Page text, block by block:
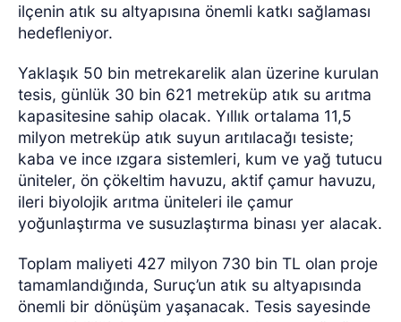
ilçenin atık su altyapısına önemli katkı sağlaması
hedefleniyor.
Yaklaşık 50 bin metrekarelik alan üzerine kurulan
tesis, günlük 30 bin 621 metreküp atık su arıtma
kapasitesine sahip olacak. Yıllık ortalama 11,5
milyon metreküp atık suyun arıtılacağı tesiste;
kaba ve ince ızgara sistemleri, kum ve yağ tutucu
üniteler, ön çökeltim havuzu, aktif çamur havuzu,
ileri biyolojik arıtma üniteleri ile çamur
yoğunlaştırma ve susuzlaştırma binası yer alacak.
Toplam maliyeti 427 milyon 730 bin TL olan proje
tamamlandığında, Suruç’un atık su altyapısında
önemli bir dönüşüm yaşanacak. Tesis sayesinde